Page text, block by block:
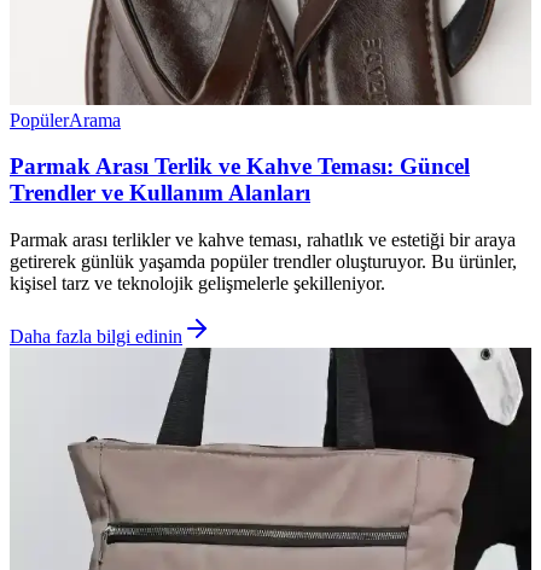
PopülerArama
Parmak Arası Terlik ve Kahve Teması: Güncel
Trendler ve Kullanım Alanları
Parmak arası terlikler ve kahve teması, rahatlık ve estetiği bir araya
getirerek günlük yaşamda popüler trendler oluşturuyor. Bu ürünler,
kişisel tarz ve teknolojik gelişmelerle şekilleniyor.
Daha fazla bilgi edinin